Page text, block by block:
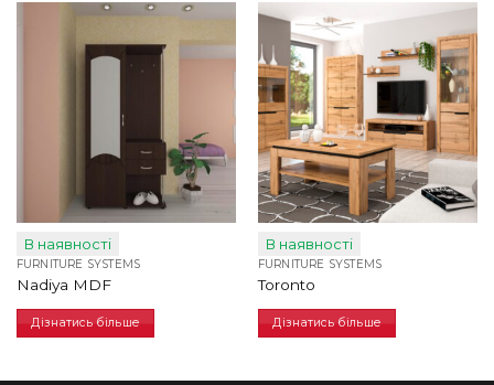
В наявності
FURNITURE SYSTEMS
Nadiya MDF
Дізнатись більше
В наявності
FURNITURE SYSTEMS
Toronto
Дізнатись більше